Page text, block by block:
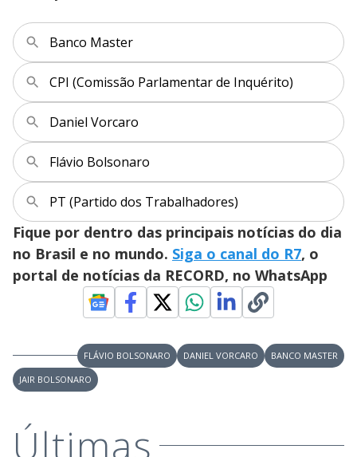
Banco Master
CPI (Comissão Parlamentar de Inquérito)
Daniel Vorcaro
Flávio Bolsonaro
PT (Partido dos Trabalhadores)
Fique por dentro das principais notícias do dia
no Brasil e no mundo. Siga o canal do R7, o
portal de notícias da RECORD, no WhatsApp
FLÁVIO BOLSONARO DANIEL VORCARO
BANCO MASTER
JAIR BOLSONARO
Últimas